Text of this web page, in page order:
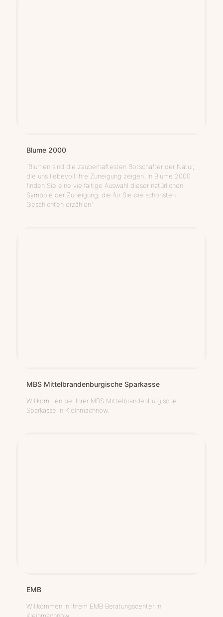
Blu­me 2000
"Blumen sind die zauberhaftesten Botschafter der Natur,
die uns liebevoll ihre Zuneigung zeigen. In Blume 2000
finden Sie eine vielfältige Auswahl dieser natürlichen
Symbole der Zuneigung, die für Sie die schönsten
Geschichten erzählen."
MBS Mit­tel­bran­den­bur­gi­sche Sparkasse
Willkommen bei Ihrer MBS Mittelbrandenburgische
Sparkasse in Kleinmachnow.
EMB
Willkommen in Ihrem EMB Beratungscenter in